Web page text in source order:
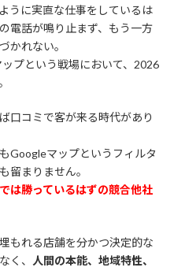
うに実直な仕事をしているは
電話が鳴り止まず、もう一方
かれない。
プという戦場において、2026
口コミで客が来る時代があり
Googleマップというフィルタ
留まりません。
は勝っているはずの競合他社
もれる店舗を分かつ決定的な
く、
人間の本能、地域特性、